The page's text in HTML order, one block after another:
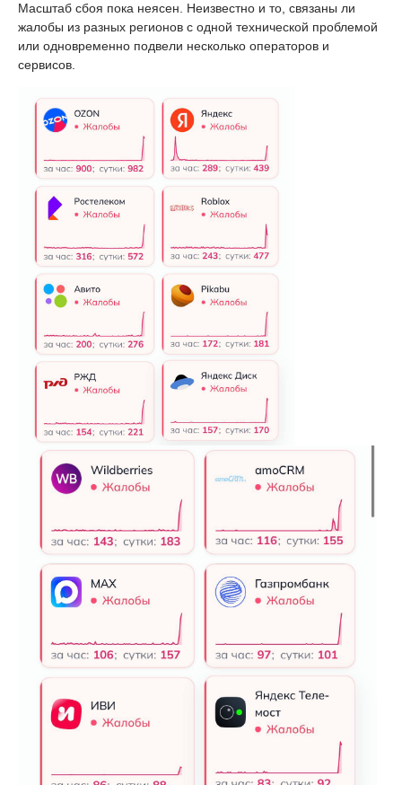
Масштаб сбоя пока неясен. Неизвестно и то, связаны ли
жалобы из разных регионов с одной технической проблемой
или одновременно подвели несколько операторов и
сервисов.